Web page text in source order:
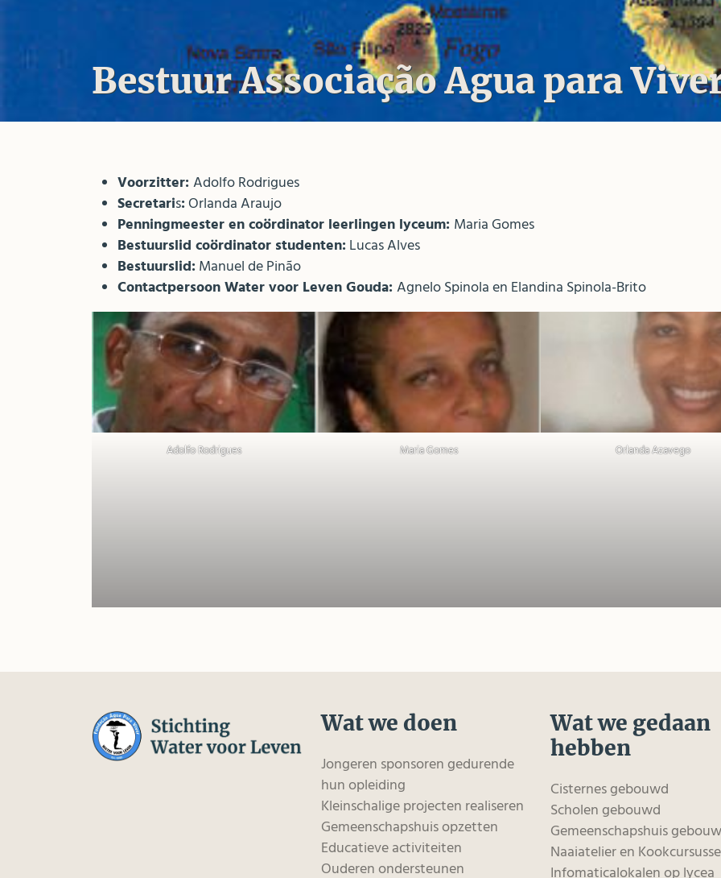
Bestuur Associação Agua para
Voorzitter: Adolfo Rodrigues
Secretaris: Orlanda Araujo
Penningmeester en coördinator leerlingen lyceum: Maria Gomes
Bestuurslid coördinator studenten: Lucas Alves
Bestuurslid: Manuel de Pinão
Contactpersoon Water voor Leven Gouda: Agnelo Spinola en Elandina Spinola-Brito
Adolfo Rodrigues Maria Gomes Orlanda Azavego
Wat we doen
Jongeren sponsoren gedurende
hun opleiding
Kleinschalige projecten realiseren
Gemeenschapshuis opzetten
Educatieve activiteiten
Ouderen ondersteunen
Wat we gedaan
hebben
Cisternes gebouwd
Scholen gebouwd
Gemeenschapshuis
Naaiatelier en